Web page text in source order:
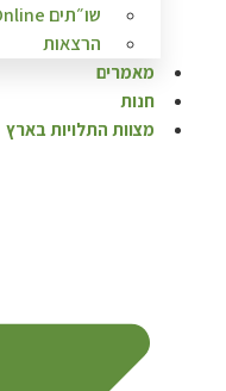
שו״תים Online
הרצאות
מאמרים
חנות
מצוות התלויות בארץ